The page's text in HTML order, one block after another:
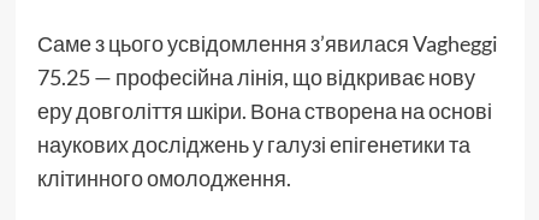
Саме з цього усвідомлення з’явилася Vagheggi
75.25 — професійна лінія, що відкриває нову
еру довголіття шкіри. Вона створена на основі
наукових досліджень у галузі епігенетики та
клітинного омолодження.